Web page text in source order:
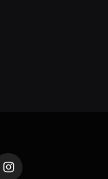
Instagram